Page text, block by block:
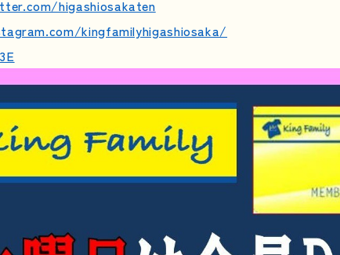
higashiosakaten
kingfamilyhigashiosaka/